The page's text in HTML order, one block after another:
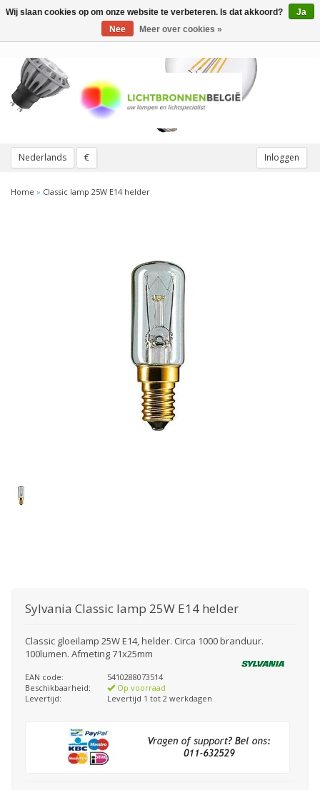
Nederlands € Inloggen
Toggle
Home » Classic lamp 25W E14 helder
Sylvania Classic lamp 25W E14 helder
Classic gloeilamp 25W E14, helder. Circa 1000 branduur.
100lumen. Afmeting 71x25mm
EAN code:
5410288073514
Beschikbaarheid:
Op voorraad
Levertijd:
Levertijd 1 tot 2 werkdagen
Wij slaan cookies op om onze website te verbeteren. Is dat akkoord?
Ja
Nee
Meer over cookies »